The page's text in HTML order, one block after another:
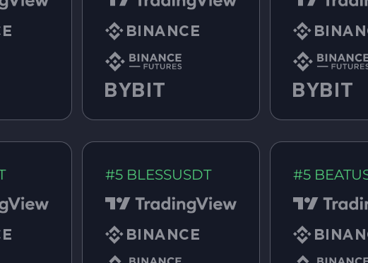
#5 BLESSUSDT #5